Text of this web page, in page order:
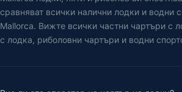
сравняват всички налични лодки и водни
Mallorca. Вижте всички частни чартъри с
с лодка, риболовни чартъри и водни